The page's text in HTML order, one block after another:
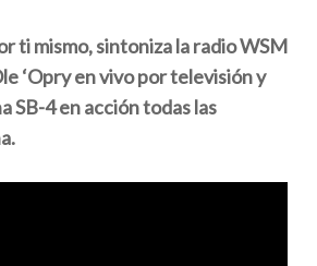
ti mismo, sintoniza la radio WSM
‘Opry en vivo por televisión y
SB-4 en acción todas las